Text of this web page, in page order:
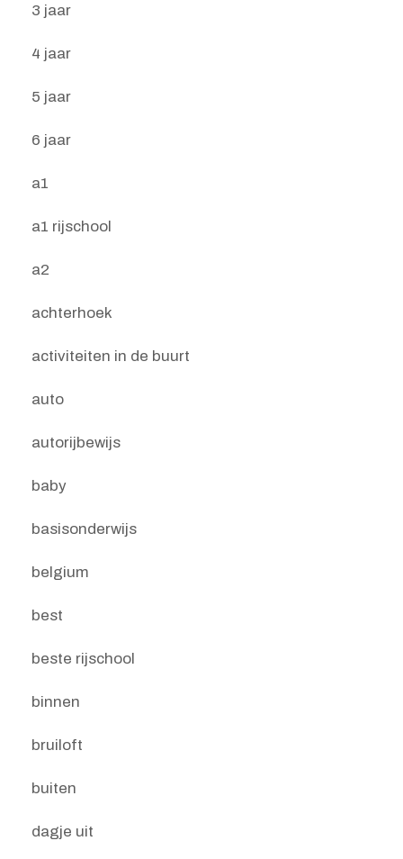
3 jaar
4 jaar
5 jaar
6 jaar
a1
a1 rijschool
a2
achterhoek
activiteiten in de buurt
auto
autorijbewijs
baby
basisonderwijs
belgium
best
beste rijschool
binnen
bruiloft
buiten
dagje uit